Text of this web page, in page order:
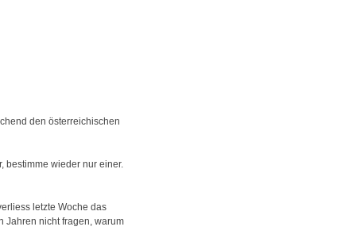
den österreichischen
bestimme wieder nur einer.
letzte Woche das
Jahren nicht fragen, warum